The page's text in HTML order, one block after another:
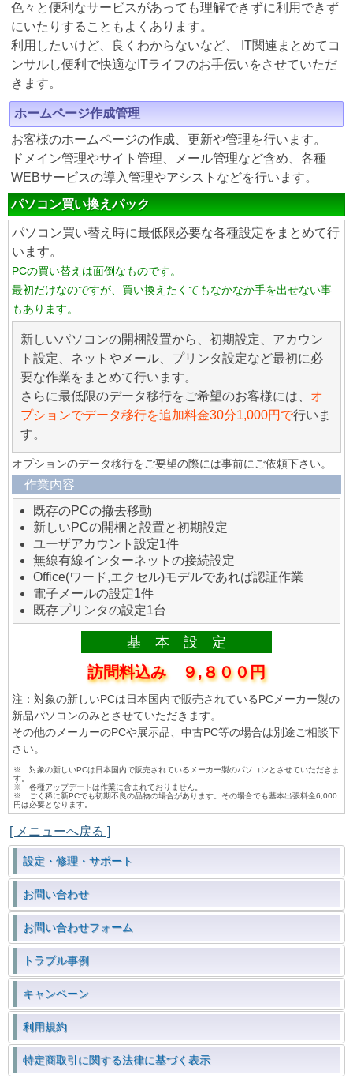
色々と便利なサービスがあっても理解できずに利用できず
にいたりすることもよくあります。
利用したいけど、良くわからないなど、 IT関連まとめてコ
ンサルし便利で快適なITライフのお手伝いをさせていただ
きます。
ホームページ作成管理
お客様のホームページの作成、更新や管理を行います。
ドメイン管理やサイト管理、メール管理など含め、各種
WEBサービスの導入管理やアシストなどを行います。
パソコン買い換えパック
パソコン買い替え時に最低限必要な各種設定をまとめて行
います。
PCの買い替えは面倒なものです。
最初だけなのですが、買い換えたくてもなかなか手を出せない事
もあります。
新しいパソコンの開梱設置から、初期設定、アカウン
ト設定、ネットやメール、プリンタ設定など最初に必
要な作業をまとめて行います。
さらに最低限のデータ移行をご希望のお客様には、 オ
プションでデータ移行を追加料金30分1,000円で行いま
す。
オプションのデータ移行をご要望の際には事前にご依頼下さい。
作業内容
既存のPCの撤去移動
新しいPCの開梱と設置と初期設定
ユーザアカウント設定1件
無線有線インターネットの接続設定
Office(ワード,エクセル)モデルであれば認証作業
電子メールの設定1件
既存プリンタの設定1台
基 本 設 定
訪問料込み ９,８００円
注：対象の新しいPCは日本国内で販売されているPCメーカー製の
新品パソコンのみとさせていただきます。
その他のメーカーのPCや展示品、中古PC等の場合は別途ご相談下
さい。
※ 対象の新しいPCは日本国内で販売されているメーカー製のパソコンとさせていただきま
す。
※ 各種アップデートは作業に含まれておりません。
※ ごく稀に新PCでも初期不良の品物の場合があります。その場合でも基本出張料金6,000
円は必要となります。
[ メニューへ戻る ]
設定・修理・サポート
お問い合わせ
お問い合わせフォーム
トラブル事例
キャンペーン
利用規約
特定商取引に関する法律に基づく表示